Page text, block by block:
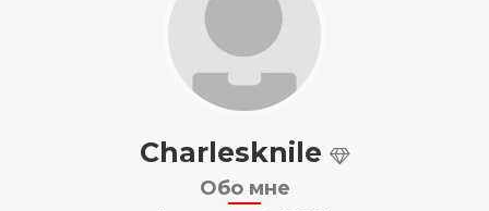
Charlesknile
Обо мне